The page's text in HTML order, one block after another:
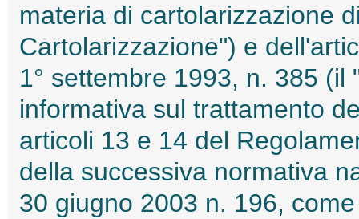
materia di cartolarizzazione
Cartolarizzazione") e
1° settembre 1993, n. 385 (il
informativa sul trattamento
articoli 13 e 14 del
della successiva normativa
30 giugno 2003 n. 196,